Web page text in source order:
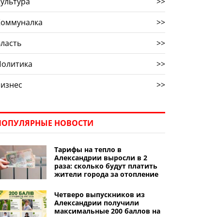
>>
>>
>>
>>
НОВОСТИ
Тарифы на тепло в
Александрии выросли в 2
раза: сколько будут платить
жители города за отопление
Четверо выпускников из
Александрии получили
максимальные 200 баллов на